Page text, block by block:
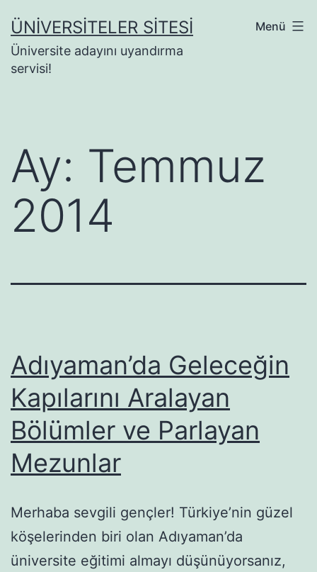
geçÜNIVERSITELER SITESI
Üniversite adayını uyandırma
servisi!
Menü
Ay: Temmuz
2014
Adıyaman’da Geleceğin
Kapılarını Aralayan
Bölümler ve Parlayan
Mezunlar
Merhaba sevgili gençler! Türkiye’nin güzel
köşelerinden biri olan Adıyaman’da
üniversite eğitimi almayı düşünüyorsanız,